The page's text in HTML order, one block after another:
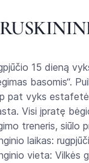
15 dieną
basomis“.
pat vyks
Visi įpratę
treneris, siūlo
laikas:
vieta: Vilkės